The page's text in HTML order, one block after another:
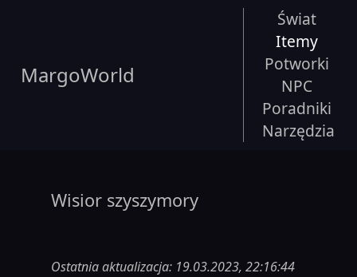
MargoWorld
Świat
Itemy
Potworki
NPC
Poradniki
Narzędzia
Wisior szyszymory
Ostatnia aktualizacja: 19.03.2023, 22:16:44